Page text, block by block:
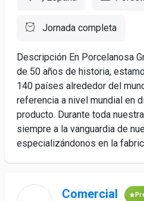
Jornada completa
Descripción En Porcelanosa
de 50 años de historia,
140 países alrededor del
referencia a nivel mundial en
producto. Durante toda
siempre a la vanguardia de
especializándonos en la
Comercial